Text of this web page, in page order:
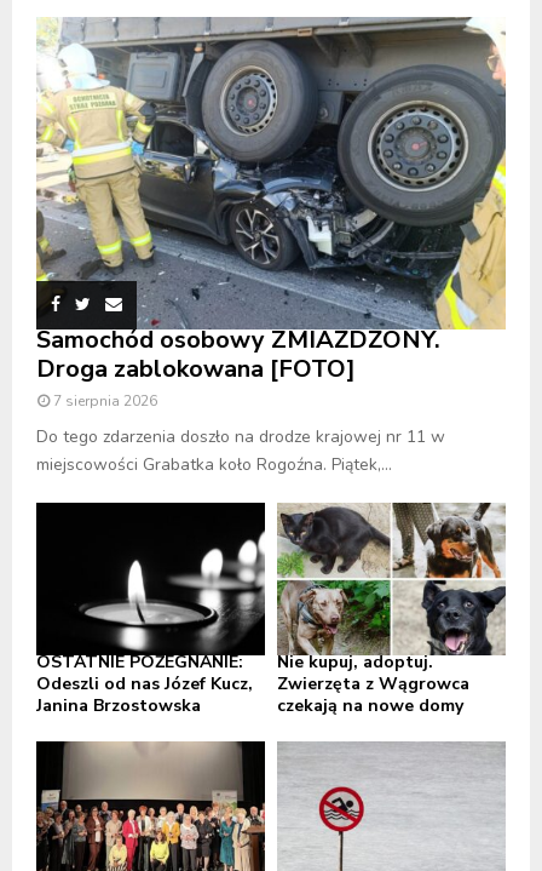
Samochód osobowy ZMIAŻDŻONY.
Droga zablokowana [FOTO]
7 sierpnia 2026
Do tego zdarzenia doszło na drodze krajowej nr 11 w
miejscowości Grabatka koło Rogoźna. Piątek,...
OSTATNIE POŻEGNANIE:
Odeszli od nas Józef Kucz,
Janina Brzostowska
Nie kupuj, adoptuj.
Zwierzęta z Wągrowca
czekają na nowe domy